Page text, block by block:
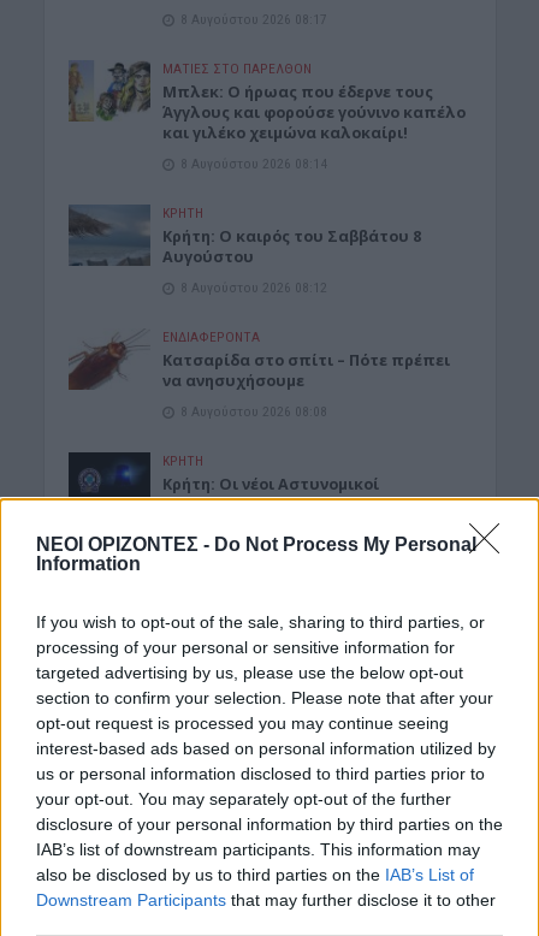
ΝΕΟΙ ΟΡΙΖΟΝΤΕΣ - Do Not Process My Personal
Information
If you wish to opt-out of the sale, sharing to third parties, or
processing of your personal or sensitive information for
targeted advertising by us, please use the below opt-out
section to confirm your selection. Please note that after your
opt-out request is processed you may continue seeing
interest-based ads based on personal information utilized by
us or personal information disclosed to third parties prior to
your opt-out. You may separately opt-out of the further
disclosure of your personal information by third parties on the
IAB’s list of downstream participants. This information may
also be disclosed by us to third parties on the IAB’s List of
Downstream Participants that may further disclose it to other
8 Αυγούστου 2026 08:17
ΜΑΤΙΕΣ ΣΤΟ ΠΑΡΕΛΘΟΝ
Μπλεκ: O ήρωας που έδερνε τους
Άγγλους και φορούσε γούνινο καπέλο
και γιλέκο χειμώνα καλοκαίρι!
8 Αυγούστου 2026 08:14
ΚΡΗΤΗ
Κρήτη: O καιρός του Σαββάτου 8
Αυγούστου
8 Αυγούστου 2026 08:12
ΕΝΔΙΑΦΕΡΟΝΤΑ
Κατσαρίδα στο σπίτι – Πότε πρέπει
να ανησυχήσουμε
8 Αυγούστου 2026 08:08
ΚΡΗΤΗ
Κρήτη: Οι νέοι Αστυνομικοί
Υποδιευθυντές και Αστυνόμοι Α’
8 Αυγούστου 2026 08:06
8 Αυγούστου 2026 08:03
ΓΕΎΣΗ - ΨΥΧΑΓΩΓΊΑ
Δήμος Πλατανιά: Συνεχίζονται οι
εκδηλώσεις “Πολιτιστικό Καλοκαίρι
2026, 16ο Φεστιβάλ ΓΗ-ΠΟΛΙΤΙΣΜΟΣ-
ΤΟΥΡΙΣΜΟΣ”
7 Αυγούστου 2026 21:54
ΑΡΘΡΑ - ΑΠΟΨΕΙΣ • ΔΉΜΟΣ ΚΙΣΆΜΟΥ •
ΠΟΛΙΤΙΣΜΟΣ
Περί Πολιτισμού και άλλων τινών! Mε